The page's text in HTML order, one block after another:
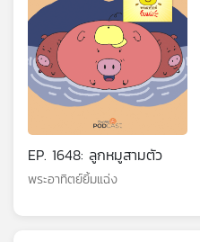
EP. 1648: ลูกหมูสามตัว
พระอาทิตย์ยิ้มแฉ่ง